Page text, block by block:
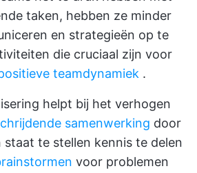
taken, hebben ze minder
en strategieën op te
die cruciaal zijn voor
teamdynamiek .
helpt bij het verhogen
samenwerking door
staat te stellen kennis te delen
voor problemen